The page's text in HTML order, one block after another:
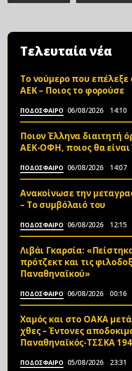
Τελευταία νέα
Το νούμερο που επέλεξε
ΑΕΚ – Ποιος το φορούσε
ΠΟΔΟΣΦΑΙΡΟ 06/08/2026 14:10
Ποιον Έλληνα διαιτητή
ΑΕΚ-ΟΦΗ, ποιος θα είναι
ΠΟΔΟΣΦΑΙΡΟ 06/08/2026 14:07
Ανακοίνωσε την
– Το συμβόλαιό του
ΠΟΔΟΣΦΑΙΡΟ 06/08/2026 12:15
Λιβάι Γκαρσία:
πρότζεκτ και τις
Παναθηναϊκού»
ΠΟΔΟΣΦΑΙΡΟ 06/08/2026 00:16
Χαμός και στο ΟΑΚΑ
χθες – Έντονες
Παναθηναϊκός-ΤΣΣΚΑ
ΠΟΔΟΣΦΑΙΡΟ 05/08/2026 23:31